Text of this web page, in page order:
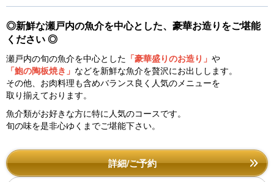
◎新鮮な瀬戸内の魚介を中心とした、豪華お造りをご堪能
ください ◎
瀬戸内の旬の魚介を中心とした 「豪華盛りのお造り」 や
「鮑の陶板焼き」 などを新鮮な魚介を贅沢にお出しします。
その他、お肉料理も含めバランス良く人気のメニューを
取り揃えております。
魚介類がお好きな方に特に人気のコースです。
旬の味を是非心ゆくまでご堪能下さい。
詳細/ご予約